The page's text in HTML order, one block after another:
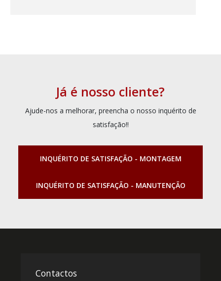
Já é nosso cliente?
Ajude-nos a melhorar, preencha o nosso inquérito de
satisfação!!
INQUÉRITO DE SATISFAÇÃO - MONTAGEM
INQUÉRITO DE SATISFAÇÃO - MANUTENÇÃO
Contactos